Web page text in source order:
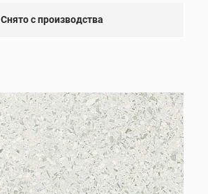
Снято с производства